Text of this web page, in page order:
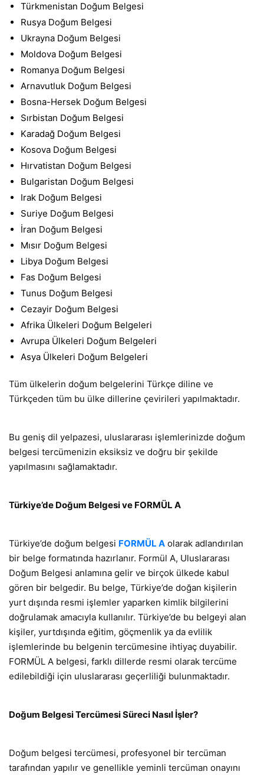
Türkmenistan Doğum Belgesi
Rusya Doğum Belgesi
Ukrayna Doğum Belgesi
Moldova Doğum Belgesi
Romanya Doğum Belgesi
Arnavutluk Doğum Belgesi
Bosna-Hersek Doğum Belgesi
Sırbistan Doğum Belgesi
Karadağ Doğum Belgesi
Kosova Doğum Belgesi
Hırvatistan Doğum Belgesi
Bulgaristan Doğum Belgesi
Irak Doğum Belgesi
Suriye Doğum Belgesi
İran Doğum Belgesi
Mısır Doğum Belgesi
Libya Doğum Belgesi
Fas Doğum Belgesi
Tunus Doğum Belgesi
Cezayir Doğum Belgesi
Afrika Ülkeleri Doğum Belgeleri
Avrupa Ülkeleri Doğum Belgeleri
Asya Ülkeleri Doğum Belgeleri
Tüm ülkelerin doğum belgelerini Türkçe diline ve
Türkçeden tüm bu ülke dillerine çevirileri yapılmaktadır.
Bu geniş dil yelpazesi, uluslararası işlemlerinizde doğum
belgesi tercümenizin eksiksiz ve doğru bir şekilde
yapılmasını sağlamaktadır.
Türkiye’de Doğum Belgesi ve FORMÜL A
Türkiye’de doğum belgesi FORMÜL A olarak adlandırılan
bir belge formatında hazırlanır. Formül A, Uluslararası
Doğum Belgesi anlamına gelir ve birçok ülkede kabul
gören bir belgedir. Bu belge, Türkiye’de doğan kişilerin
yurt dışında resmi işlemler yaparken kimlik bilgilerini
doğrulamak amacıyla kullanılır. Türkiye’de bu belgeyi alan
kişiler, yurtdışında eğitim, göçmenlik ya da evlilik
işlemlerinde bu belgenin tercümesine ihtiyaç duyabilir.
FORMÜL A belgesi, farklı dillerde resmi olarak tercüme
edilebildiği için uluslararası geçerliliği bulunmaktadır.
Doğum Belgesi Tercümesi Süreci Nasıl İşler?
Doğum belgesi tercümesi, profesyonel bir tercüman
tarafından yapılır ve genellikle yeminli tercüman onayını